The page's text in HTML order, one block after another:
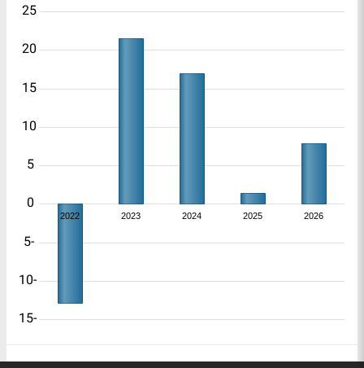
2022 2023 2024 2025 2026
-15
-10
-5
0
5
10
15
20
25